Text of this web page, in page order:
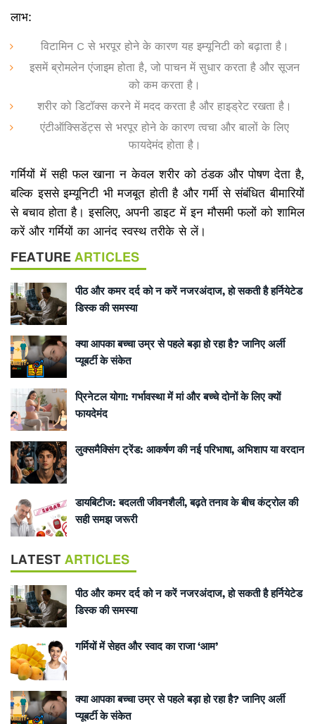
लाभ:
विटामिन C से भरपूर होने के कारण यह इम्यूनिटी को बढ़ाता है।
इसमें ब्रोमलेन एंजाइम होता है, जो पाचन में सुधार करता है और सूजन
को कम करता है।
शरीर को डिटॉक्स करने में मदद करता है और हाइड्रेट रखता है।
एंटीऑक्सिडेंट्स से भरपूर होने के कारण त्वचा और बालों के लिए
फायदेमंद होता है।
गर्मियों में सही फल खाना न केवल शरीर को ठंडक और पोषण देता है,
बल्कि इससे इम्यूनिटी भी मजबूत होती है और गर्मी से संबंधित बीमारियों
से बचाव होता है। इसलिए, अपनी डाइट में इन मौसमी फलों को शामिल
करें और गर्मियों का आनंद स्वस्थ तरीके से लें।
FEATURE ARTICLES
पीठ और कमर दर्द को न करें नजरअंदाज, हो सकती है हर्नियेटेड
डिस्क की समस्या
क्या आपका बच्चा उम्र से पहले बड़ा हो रहा है? जानिए अर्ली
प्यूबर्टी के संकेत
प्रिनेटल योगा: गर्भावस्था में मां और बच्चे दोनों के लिए क्यों
फायदेमंद
लुक्समैक्सिंग ट्रेंड: आकर्षण की नई परिभाषा, अभिशाप या वरदान
डायबिटीज: बदलती जीवनशैली, बढ़ते तनाव के बीच कंट्रोल की
सही समझ जरूरी
LATEST ARTICLES
पीठ और कमर दर्द को न करें नजरअंदाज, हो सकती है हर्नियेटेड
डिस्क की समस्या
गर्मियों में सेहत और स्वाद का राजा ‘आम’
क्या आपका बच्चा उम्र से पहले बड़ा हो रहा है? जानिए अर्ली
प्यूबर्टी के संकेत